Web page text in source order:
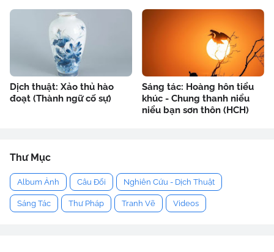
Dịch thuật: Xảo thủ hào
đoạt (Thành ngữ cố sự)
Sáng tác: Hoàng hôn tiểu
khúc - Chung thanh niểu
niểu bạn sơn thôn (HCH)
Thư Mục
Album Ảnh Câu Đối Nghiên Cứu - Dịch Thuật
Sáng Tác Thư Pháp Tranh Vẽ Videos